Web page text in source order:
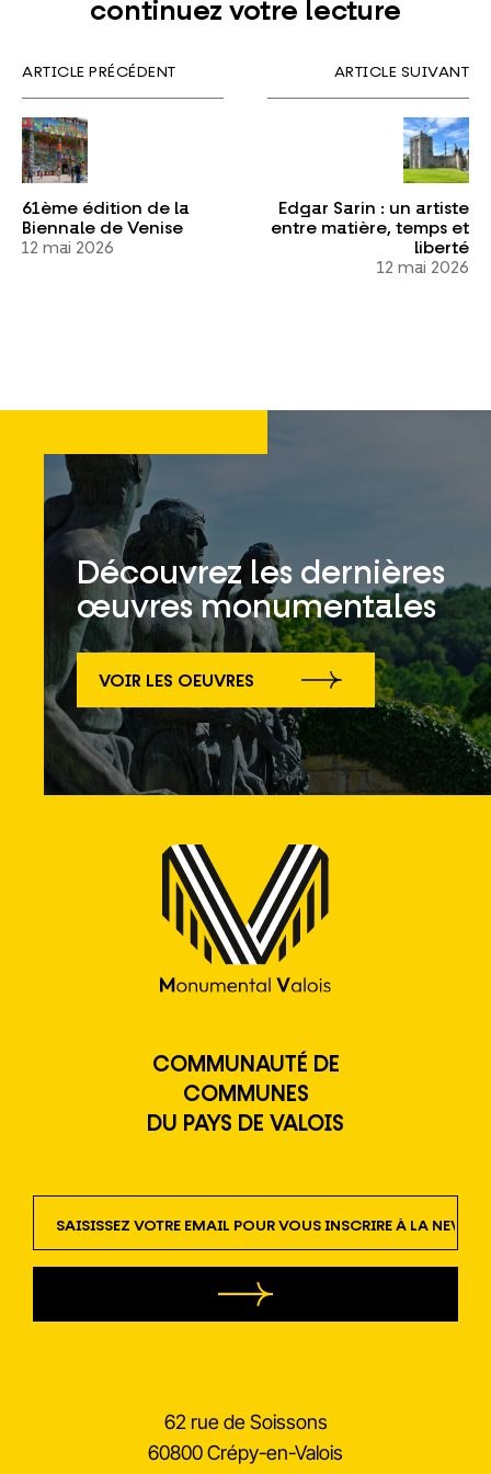
continuez votre lecture
ARTICLE PRÉCÉDENT
61ème édition de la
Biennale de Venise
12 mai 2026
ARTICLE SUIVANT
Edgar Sarin : un artiste
entre matière, temps et
liberté
12 mai 2026
Découvrez les dernières
œuvres monumentales
VOIR LES OEUVRES
COMMUNAUTÉ DE
COMMUNES
DU PAYS DE VALOIS
62 rue de Soissons
60800 Crépy-en-Valois